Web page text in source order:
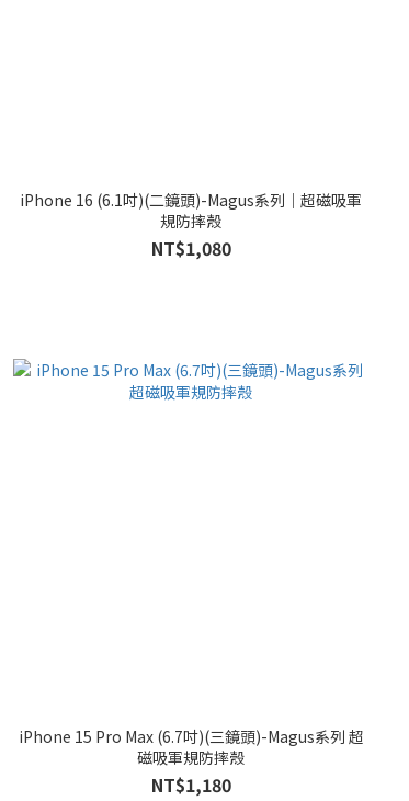
iPhone 16 (6.1吋)(二鏡頭)-Magus系列｜超磁吸軍
規防摔殼
NT$1,080
iPhone 15 Pro Max (6.7吋)(三鏡頭)-Magus系列 超
磁吸軍規防摔殼
NT$1,180